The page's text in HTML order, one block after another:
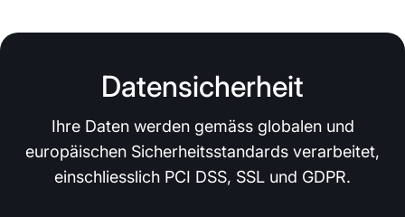
Datensicherheit
Ihre Daten werden gemäss globalen und
europäischen Sicherheitsstandards verarbeitet,
einschliesslich PCI DSS, SSL und GDPR.